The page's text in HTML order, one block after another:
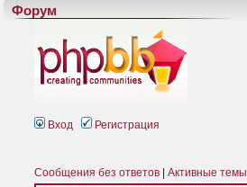
Форум
Вход Регистрация
Сообщения без ответов Активные темы